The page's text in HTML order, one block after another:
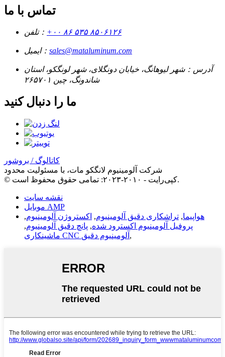
تماس با ما
تلفن： ‎+۰۰ ۸۶ ۵۳۵ ۸۵۰۶۱۲۶‎
ایمیل： sales@mataluminum.com
آدرس：شهر لیوهانگ، خیابان دونگلای، شهر لونگکو، استان
شاندونگ، چین ۲۶۵۷۰۱
ما را دنبال کنید
کاتالوگ / بروشور
شرکت آلومینیوم لانگکو مات، با مسئولیت محدود
© کپی‌رایت - ۲۰۱۰-۲۰۲۳: تمامی حقوق محفوظ است.
نقشه سایت
موبایل AMP
هواپیما, تراشکاری دقیق آلومینیوم, اکستروژن آلومینیوم,
پروفیل آلومینیوم اکسترود شده, پانچ دقیق آلومینیوم,
ماشینکاری CNC آلومینیوم دقیق ,